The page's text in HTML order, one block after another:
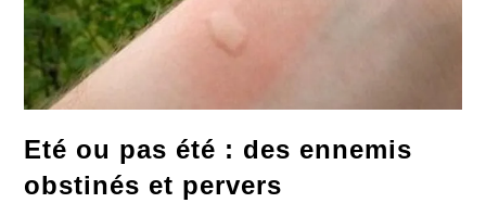
Eté ou pas été : des ennemis
obstinés et pervers